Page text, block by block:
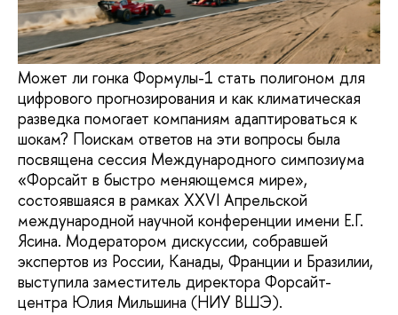
Может ли гонка Формулы-1 стать полигоном для
цифрового прогнозирования и как климатическая
разведка помогает компаниям адаптироваться к
шокам? Поискам ответов на эти вопросы была
посвящена сессия Международного симпозиума
«Форсайт в быстро меняющемся мире»,
состоявшаяся в рамках XXVI Апрельской
международной научной конференции имени Е.Г.
Ясина. Модератором дискуссии, собравшей
экспертов из России, Канады, Франции и Бразилии,
выступила заместитель директора Форсайт-
центра Юлия Мильшина (НИУ ВШЭ).